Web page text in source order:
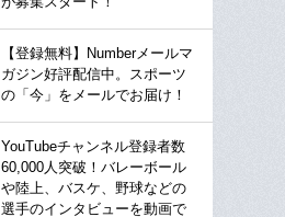
【登録無料】Numberメールマ
ガジン好評配信中。スポーツ
の「今」をメールでお届け！
YouTubeチャンネル登録者数
60,000人突破！バレーボール
や陸上、バスケ、野球などの
選手のインタビューを動画で